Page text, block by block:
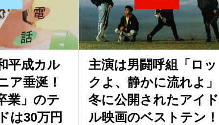
平成カル
ア垂涎！
業」のテ
は30万円
主演は男闘呼組「ロッ
クよ、静かに流れよ」
冬に公開されたアイド
ル映画のベストテン！